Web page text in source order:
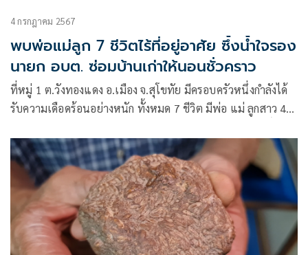
4 กรกฎาคม 2567
พบพ่อแม่ลูก 7 ชีวิตไร้ที่อยู่อาศัย ซึ้งน้ำใจรอง
นายก อบต. ซ่อมบ้านเก่าให้นอนชั่วคราว
ที่หมู่ 1 ต.วังทองแดง อ.เมือง จ.สุโขทัย มีครอบครัวหนึ่งกำลังได้
รับความเดือดร้อนอย่างหนัก ทั้งหมด 7 ชีวิต มีพ่อ แม่ ลูกสาว 4
ใจ รองนายกองค์การบริหารส่วนตำบลวังทองแดง ได้ยื่นมือเข้ามา
ช่วยเหลือเบื้องต้น โดยซ่อมแซมบ้านเก่าให้อยู่อาศัยชั่วคราวไป
ก่อน